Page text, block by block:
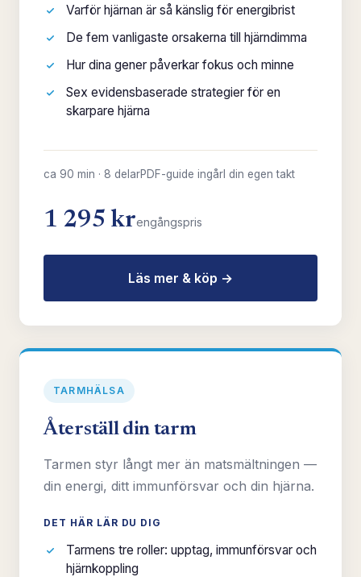
Varför hjärnan är så känslig för energibrist
De fem vanligaste orsakerna till hjärndimma
Hur dina gener påverkar fokus och minne
Sex evidensbaserade strategier för en
skarpare hjärna
ca 90 min · 8 delarPDF-guide ingår I din egen takt
1 295 krengångspris
Läs mer & köp →
TARMHÄLSA
Återställ din tarm
Tarmen styr långt mer än matsmältningen —
din energi, ditt immunförsvar och din hjärna.
DET HÄR LÄR DU DIG
Tarmens tre roller: upptag, immunförsvar och
hjärnkoppling